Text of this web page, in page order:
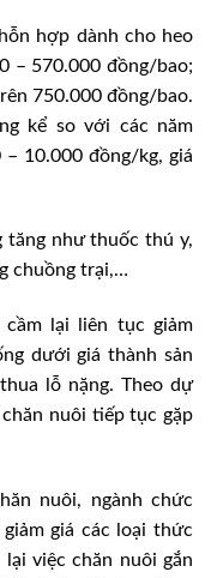
hợp dành cho heo
– 570.000 đồng/bao;
750.000 đồng/bao.
kể so với các năm
10.000 đồng/kg, giá
tăng như thuốc thú y,
chuồng trại,…
cầm lại liên tục giảm
dưới giá thành sản
lỗ nặng. Theo dự
nuôi tiếp tục gặp
nuôi, ngành chức
giá các loại thức
việc chăn nuôi gắn